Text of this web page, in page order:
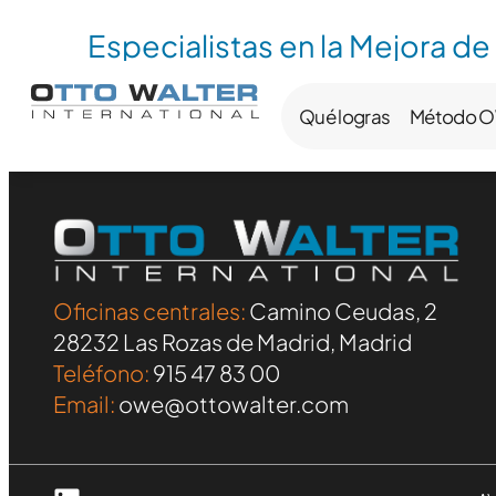
Especialistas en la Mejora
Qué logras Método
Oficinas centrales: Camino Ceudas, 2
28232 Las Rozas de Madrid, Madrid
Teléfono: 915 47 83 00
Email: owe@ottowalter.com